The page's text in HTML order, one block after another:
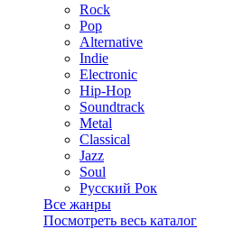
Rock
Pop
Alternative
Indie
Electronic
Hip-Hop
Soundtrack
Metal
Classical
Jazz
Soul
Русский Рок
Все жанры
Посмотреть весь каталог